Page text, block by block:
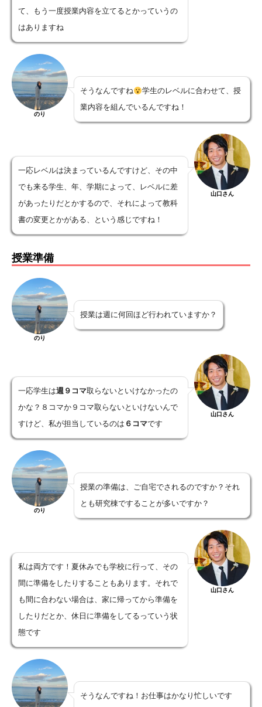
て、もう一度授業内容を立てるとかっていうの
はありますね
のり
そうなんですね
学生のレベルに合わせて、授
業内容を組んでいるんですね！
一応レベルは決まっているんですけど、その中
でも来る学生、年、学期によって、レベルに差
があったりだとかするので、それによって教科
書の変更とかがある、という感じですね！
山口さん
授業準備
のり
授業は週に何回ほど行われていますか？
一応学生は週９コマ取らないといけなかったの
かな？８コマか９コマ取らないといけないんで
すけど、私が担当しているのは ６コマです
山口さん
のり
授業の準備は、ご自宅でされるのですか？それ
とも研究棟ですることが多いですか？
私は両方です！夏休みでも学校に行って、その
間に準備をしたりすることもあります。それで
も間に合わない場合は、家に帰ってから準備を
したりだとか、休日に準備をしてるっていう状
態です
山口さん
そうなんですね！お仕事はかなり忙しいです